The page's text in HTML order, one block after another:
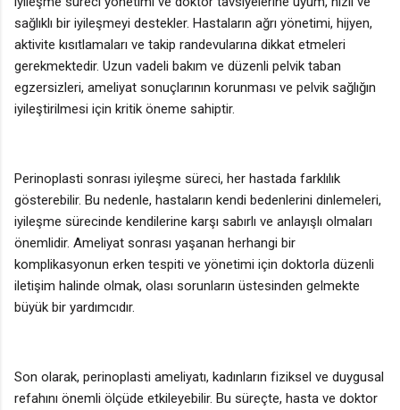
sağlıklı bir iyileşmeyi destekler. Hastaların ağrı yönetimi, hijyen,
aktivite kısıtlamaları ve takip randevularına dikkat etmeleri
gerekmektedir. Uzun vadeli bakım ve düzenli pelvik taban
egzersizleri, ameliyat sonuçlarının korunması ve pelvik sağlığın
iyileştirilmesi için kritik öneme sahiptir.
Perinoplasti sonrası iyileşme süreci, her hastada farklılık
gösterebilir. Bu nedenle, hastaların kendi bedenlerini dinlemeleri,
iyileşme sürecinde kendilerine karşı sabırlı ve anlayışlı olmaları
önemlidir. Ameliyat sonrası yaşanan herhangi bir
komplikasyonun erken tespiti ve yönetimi için doktorla düzenli
iletişim halinde olmak, olası sorunların üstesinden gelmekte
büyük bir yardımcıdır.
Son olarak, perinoplasti ameliyatı, kadınların fiziksel ve duygusal
refahını önemli ölçüde etkileyebilir. Bu süreçte, hasta ve doktor